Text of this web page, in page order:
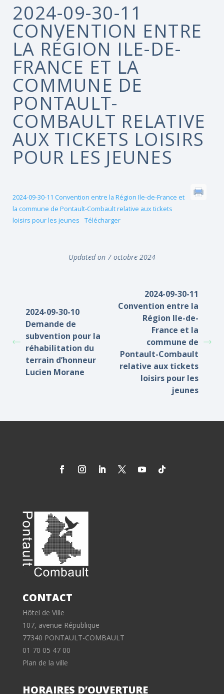
2024-09-30-11
CONVENTION ENTRE
LA RÉGION ILE-DE-
FRANCE ET LA
COMMUNE DE
PONTAULT-
COMBAULT RELATIVE
AUX TICKETS LOISIRS
POUR LES JEUNES
2024-09-30-11 Convention entre la Région Ile-de-France et
la commune de Pontault-Combault relative aux tickets
loisirs pour les jeunes
Télécharger
Updated on 7 octobre 2024
2024-09-30-10
Demande de
subvention pour la
réhabilitation du
terrain d’honneur
Lucien Morane
2024-09-30-11
Convention entre la
Région Ile-de-
France et la
commune de
Pontault-Combault
relative aux tickets
loisirs pour les
jeunes
CONTACT
Hôtel de Ville
107, avenue République
77340 PONTAULT-COMBAULT
01 70 05 47 00
Plan de la ville
HORAIRES D’OUVERTURE